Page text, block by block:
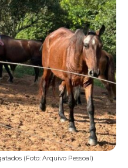
(Foto: Arquivo Pessoal)